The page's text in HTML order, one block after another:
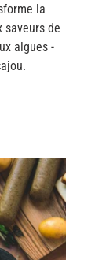
la
de
algues -